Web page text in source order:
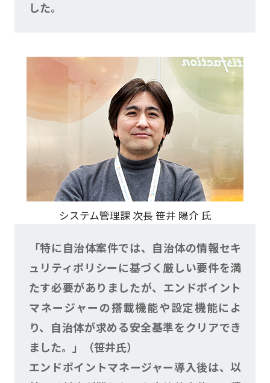
した。
システム管理課 次長 笹井 陽介 氏
「特に自治体案件では、自治体の情報セキ
ュリティポリシーに基づく厳しい要件を満
たす必要がありましたが、エンドポイント
マネージャーの搭載機能や設定機能によ
り、自治体が求める安全基準をクリアでき
ました。」（笹井氏）
エンドポイントマネージャー導入後は、以